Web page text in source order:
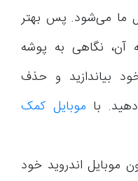
ما می‌شود. پس بهتر
نگاهی به پوشه
بیاندازید و حذف
موبایل کمک
موبایل اندروید خود